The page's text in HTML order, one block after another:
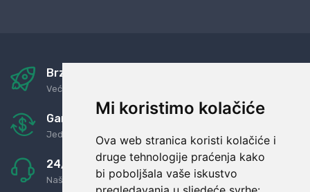
Mi koristimo kolačiće
Ova web stranica koristi kolačiće i
druge tehnologije praćenja kako
bi poboljšala vaše iskustvo
Brza i sigurna dostava
Već za nekoliko dana kod vas
Garancija u povrat novaca
Jednostavno pravilo: Roba za novac
24/7 odlična podrška
Naši agenti uvijek na raspolaganju